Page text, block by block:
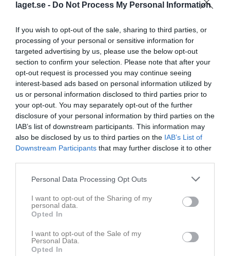
laget.se - Do Not Process My Personal Information
If you wish to opt-out of the sale, sharing to third parties, or
processing of your personal or sensitive information for
targeted advertising by us, please use the below opt-out
section to confirm your selection. Please note that after your
opt-out request is processed you may continue seeing
interest-based ads based on personal information utilized by
us or personal information disclosed to third parties prior to
your opt-out. You may separately opt-out of the further
disclosure of your personal information by third parties on the
IAB’s list of downstream participants. This information may
also be disclosed by us to third parties on the IAB’s List of
Downstream Participants that may further disclose it to other
Personal Data Processing Opt Outs
I want to opt-out of the Sharing of my
personal data.
Opted In
I want to opt-out of the Sale of my
Personal Data.
Opted In
P Blå (P17) 5 apr 0
Visa fler nyheter
Senast uppladdade video
Ingen video uppladdad
Logga in och ladda upp ert första klipp
Senast uppdaterade album
Inget album finns skapat
Logga in som administratör och skapa ert första album